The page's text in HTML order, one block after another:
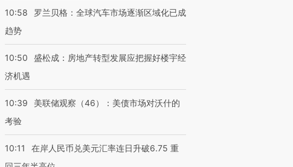
10:58
罗兰贝格：全球汽车市场逐渐区域化已成
趋势
10:50
盛松成：房地产转型发展应把握好楼宇经
济机遇
10:39
美联储观察（46）：美债市场对沃什的
考验
10:11
在岸人民币兑美元汇率连日升破6.75 重